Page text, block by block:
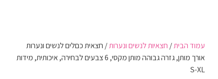
עמוד הבית/ חצאיות לנשים ונערות/ חצאית כםלים לנשים ונערות
אורך מותן, גזרה גבוהה מותן מקסי, 6 צבעים לבחירה, איכותית, מידות
S-XL